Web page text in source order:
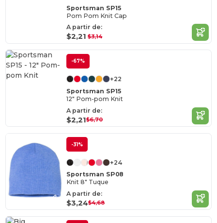
Sportsman SP15
Pom Pom Knit Cap
A partir de:
$2,21 $3,14
-67%
+22
Sportsman SP15
12" Pom-pom Knit
A partir de:
$2,21$6,70
-31%
+24
Sportsman SP08
Knit 8" Tuque
A partir de:
$3,24$4,68